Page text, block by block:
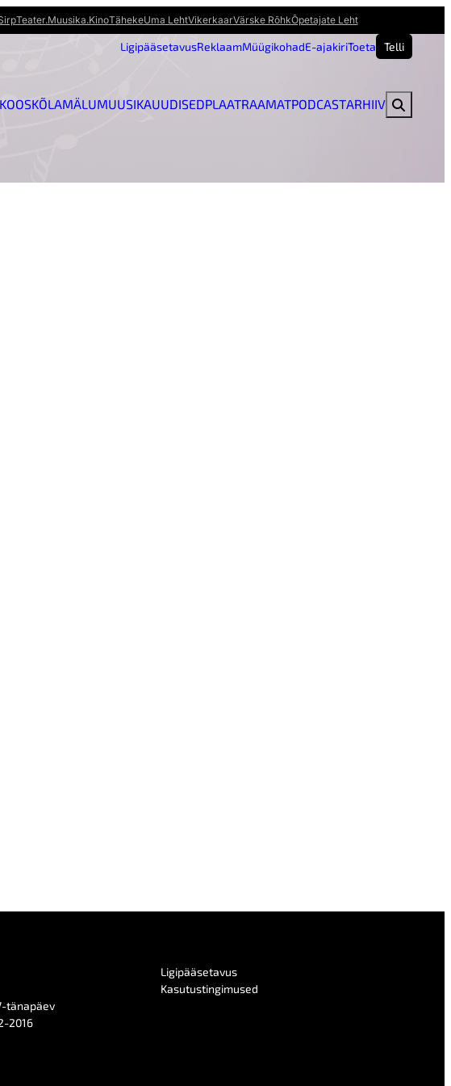
Teater.Muusika.KinoTähekeUma LehtVikerkaarVärske RõhkÕpetajate Leht
LigipääsetavusReklaamMüügikohadE-ajakiriToeta Telli
MÄLUMUUSIKAUUDISEDPLAATRAAMATPODCASTARHIIV
tänapäev
2016
Ligipääsetavus
Kasutustingimused